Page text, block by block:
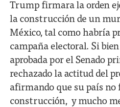
Trump firmara la orden
la construcción de un
México, tal como habría
campaña electoral. Si
aprobada por el Senado
rechazado la actitud del
afirmando que su país
construcción, y mucho